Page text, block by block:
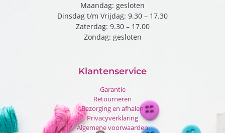
Maandag: gesloten
Dinsdag t/m Vrijdag: 9.30 – 17.30
Zaterdag: 9.30 – 17.00
Zondag: gesloten
Klantenservice
Garantie
Retourneren
Bezorging en afhalen
Privacyverklaring
Algemene voorwaarden